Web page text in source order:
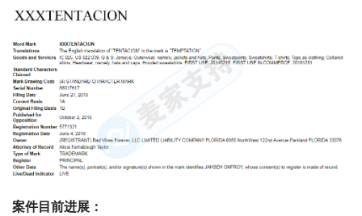
案件目前进展：